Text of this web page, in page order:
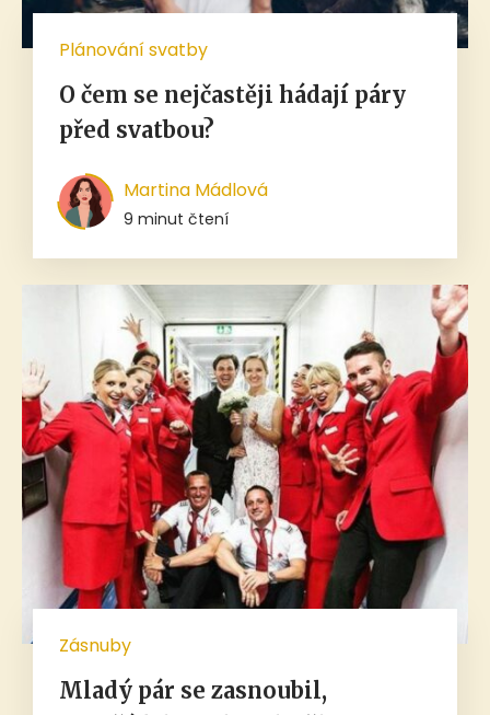
Plánování svatby
O čem se nejčastěji hádají páry
před svatbou?
Martina Mádlová
9 minut čtení
Zásnuby
Mladý pár se zasnoubil,